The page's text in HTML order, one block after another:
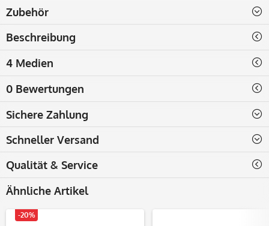
Zubehör
Beschreibung
4 Medien
0 Bewertungen
Sichere Zahlung
Schneller Versand
Qualität & Service
Ähnliche Artikel
-20%